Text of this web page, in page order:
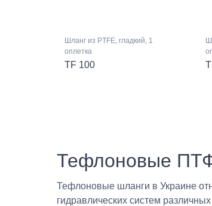
Шланг из PTFE, гладкий, 1
оплетка
TF 100
Тефлоновые
Тефлоновые шланги в Украине
гидравлических систем